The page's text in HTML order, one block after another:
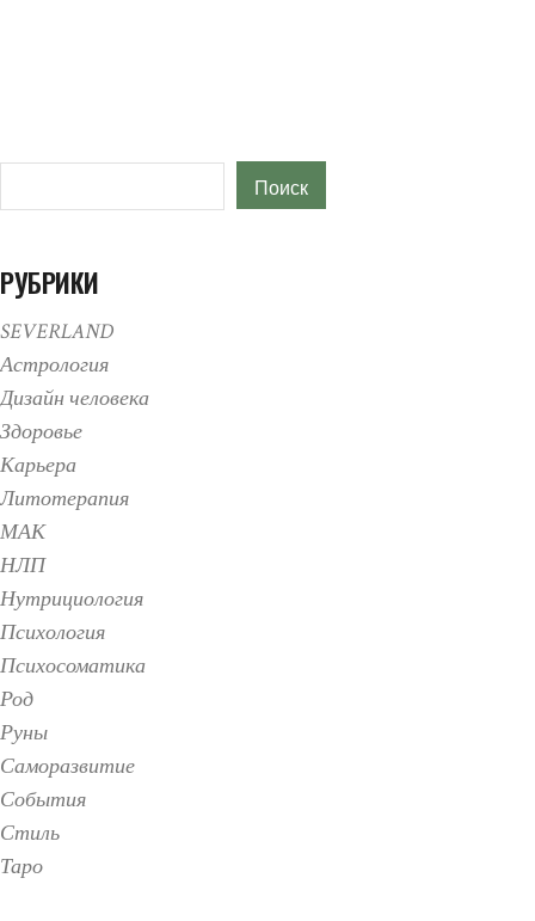
Поиск
РУБРИКИ
SEVERLAND
Астрология
Дизайн человека
Здоровье
Карьера
Литотерапия
МАК
НЛП
Нутрициология
Психология
Психосоматика
Род
Руны
Саморазвитие
События
Стиль
Таро